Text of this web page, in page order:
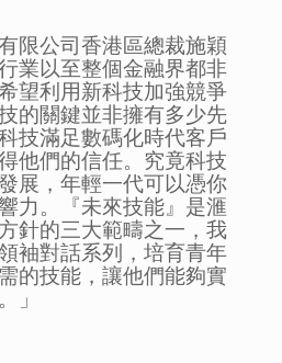
限公司香港區總裁施穎
業以至整個金融界都非
望利用新科技加強競爭
的關鍵並非擁有多少先
技滿足數碼化時代客戶
他們的信任。究竟科技
展，年輕一代可以憑你
力。『未來技能』是滙
針的三大範疇之一，我
袖對話系列，培育青年
的技能，讓他們能夠實
」